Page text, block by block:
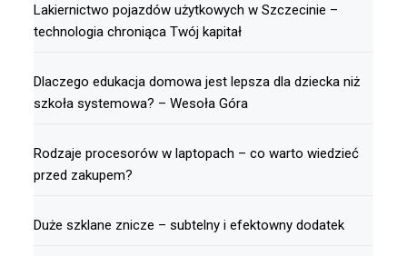
Lakiernictwo pojazdów użytkowych w Szczecinie –
technologia chroniąca Twój kapitał
Dlaczego edukacja domowa jest lepsza dla dziecka niż
szkoła systemowa? – Wesoła Góra
Rodzaje procesorów w laptopach – co warto wiedzieć
przed zakupem?
Duże szklane znicze – subtelny i efektowny dodatek